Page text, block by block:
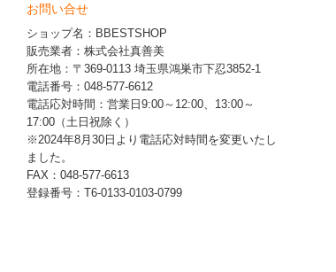
お問い合せ
ショップ名：BBESTSHOP
販売業者：株式会社真善美
所在地：〒369-0113 埼玉県鴻巣市下忍3852-1
電話番号：048-577-6612
電話応対時間：営業日9:00～12:00、13:00～
17:00（土日祝除く）
※2024年8月30日より電話応対時間を変更いたし
ました。
FAX：048-577-6613
登録番号：T6-0133-0103-0799